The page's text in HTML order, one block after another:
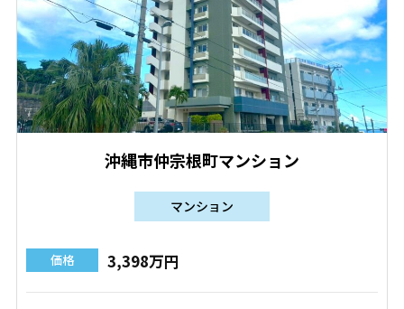
沖縄市仲宗根町マンション
マンション
価格 3,398万円